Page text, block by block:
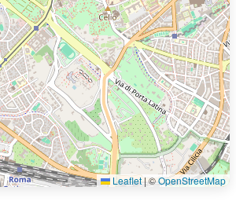
Leaflet|©OpenStreetMap